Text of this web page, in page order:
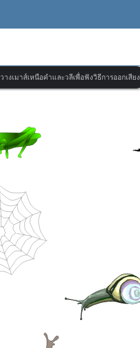
างเมาส์เหนือคำและวลีเพื่อฟังวิธีการออกเสียง